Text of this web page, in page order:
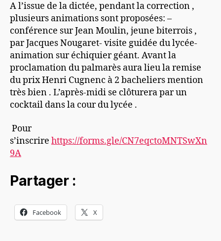
A l’issue de la dictée, pendant la correction ,
plusieurs animations sont proposées: –
conférence sur Jean Moulin, jeune biterrois ,
par Jacques Nougaret- visite guidée du lycée-
animation sur échiquier géant. Avant la
proclamation du palmarès aura lieu la remise
du prix Henri Cugnenc à 2 bacheliers mention
très bien . L’après-midi se clôturera par un
cocktail dans la cour du lycée .
Pour
s’inscrire https://forms.gle/CN7eqctoMNTSwXn
9A
Partager :
Facebook X